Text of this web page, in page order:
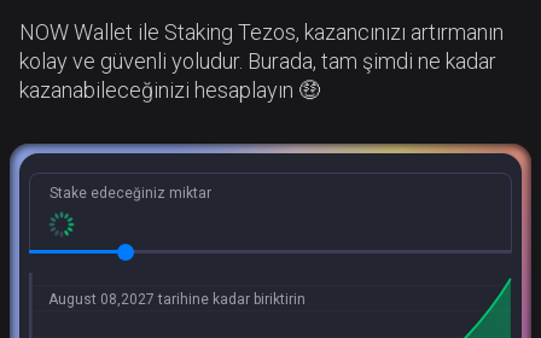
NOW Wallet ile Staking Tezos, kazancınızı artırmanın
kolay ve güvenli yoludur. Burada, tam şimdi ne kadar
kazanabileceğinizi hesaplayın 🤑
Stake edeceğiniz miktar
August 08,2027 tarihine kadar biriktirin